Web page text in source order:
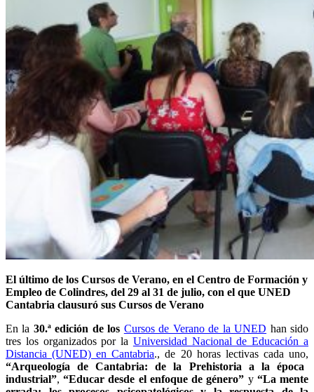
El último de los Cursos de Verano, en el Centro de Formación y
Empleo de Colindres, del 29 al 31 de julio, con el que UNED
Cantabria clausuró sus Cursos de Verano
En la 30.ª edición de los Cursos de Verano de la UNED han sido
tres los organizados por la Universidad Nacional de Educación a
Distancia (UNED) en Cantabria., de 20 horas lectivas cada uno,
“Arqueología de Cantabria: de la Prehistoria a la época
industrial”, “Educar desde el enfoque de género” y“La mente